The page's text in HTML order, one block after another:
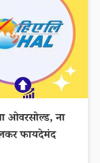
ओवरसोल्ड, ना
फायदेमंद